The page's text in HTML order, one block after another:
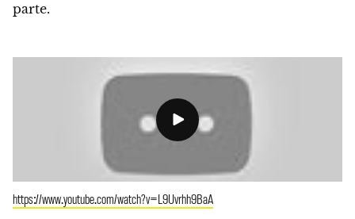
parte.
https://www.youtube.com/watch?v=L9Uvrhh9BaA